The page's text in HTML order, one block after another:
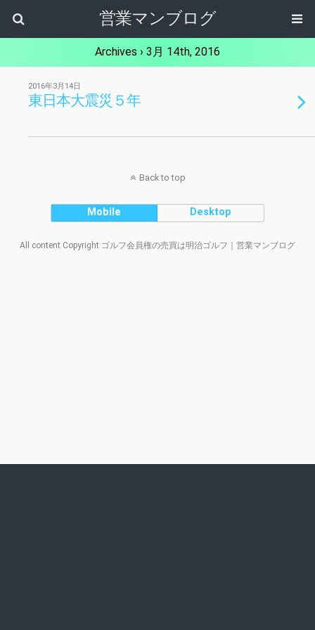
営業マンブログ
Archives › 3月 14th, 2016
2016年3月14日
東日本大震災５年
Back to top
Mobile Desktop
All content Copyright ゴルフ会員権の売買は明治ゴルフ｜営業マンブログ